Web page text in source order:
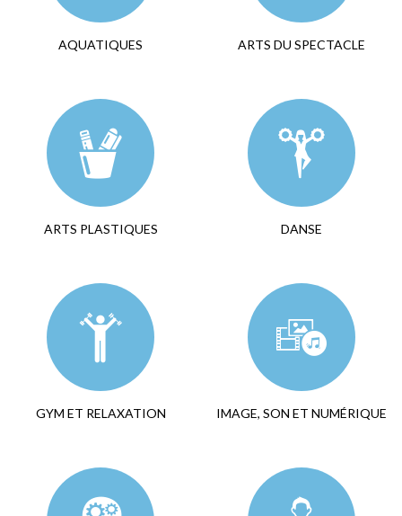
AQUATIQUES ARTS DU SPECTACLE
ARTS PLASTIQUES DANSE
GYM ET RELAXATION IMAGE, SON ET NUMÉRIQUE